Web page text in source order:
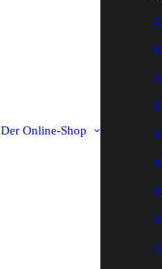
Der Online-Shop